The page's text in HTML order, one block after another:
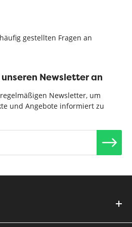
gestellten Fragen an
Newsletter an
Newsletter, um
und Angebote informiert zu